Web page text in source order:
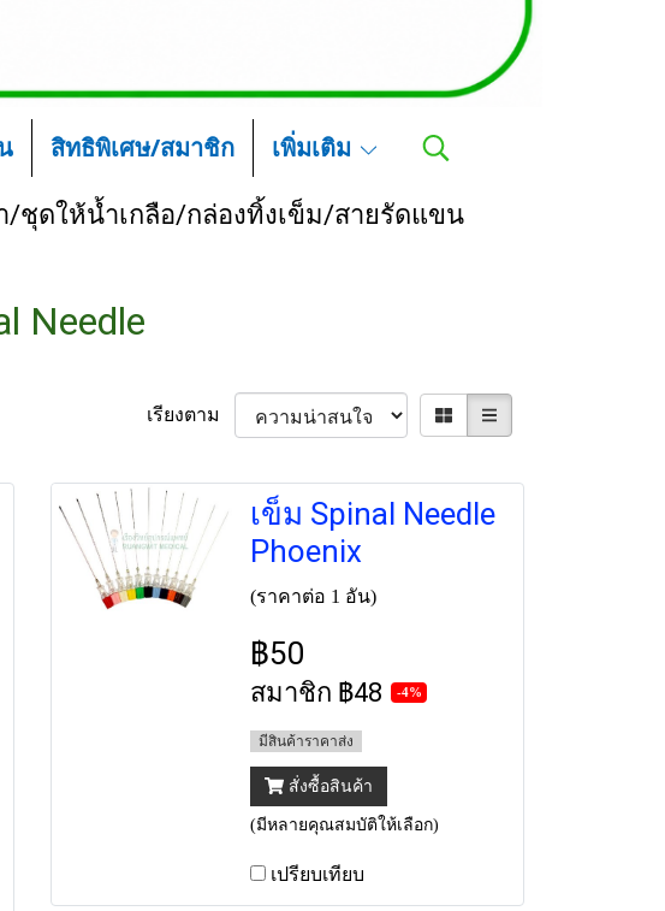
สิทธิพิเศษ/สมาชิก เพิ่มเติม
/ชุดให้น้ำเกลือ/กล่องทิ้งเข็ม/สายรัดแขน
Needle
เรียงตาม
เข็ม Spinal Needle
Phoenix
(ราคาต่อ 1 อัน)
฿50
สมาชิก ฿48 -4%
มีสินค้าราคาส่ง
สั่งซื้อสินค้า
(มีหลายคุณสมบัติให้เลือก)
เปรียบเทียบ